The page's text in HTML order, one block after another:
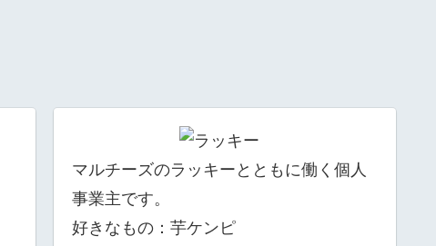
マルチーズのラッキーとともに働く個人
事業主です。
好きなもの：芋ケンピ